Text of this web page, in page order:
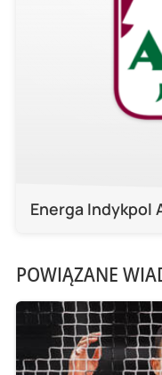
Energa Indykpol
POWIĄZANE